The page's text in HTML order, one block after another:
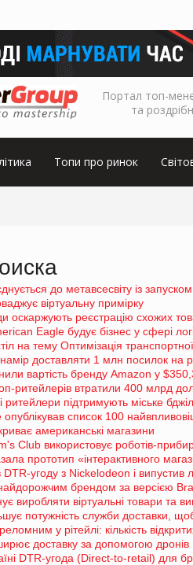
Портал топ-
та
Топи про ринок
до метавсесвіту із
віртуальну примірку
оскаржують реєстрацію схожих
Eagle будує бізнес у сфері
на тему Оптимізація
доставляти 1 млн посилок на
вартість бренду Amazon у
ритейлерів втратили 400 млрд
ритейлери підтримують міське
список 100
американські магазини
Club використовує роботів-
прототип «інтерактивного
угоду з Nickelodeon і випустив
брендом за версією
виробляти віртуальні товари та
потужність служби доставки,
у рітейлі: кількість
доставку за допомогою дронів
DTR-угода (Direct-to-retail) для